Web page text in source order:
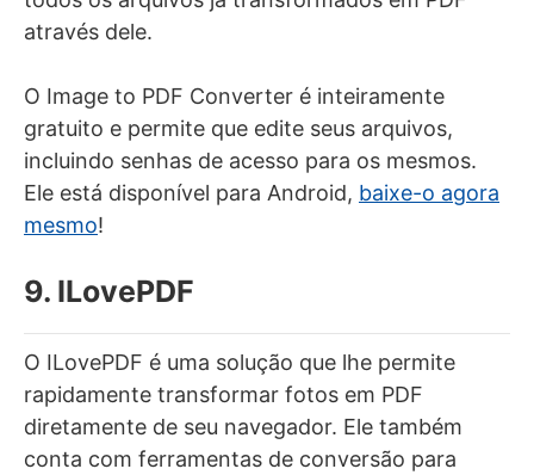
através dele.
O Image to PDF Converter é inteiramente
gratuito e permite que edite seus arquivos,
incluindo senhas de acesso para os mesmos.
Ele está disponível para Android, baixe-o agora
mesmo!
9. ILovePDF
O ILovePDF é uma solução que lhe permite
rapidamente transformar fotos em PDF
diretamente de seu navegador. Ele também
conta com ferramentas de conversão para